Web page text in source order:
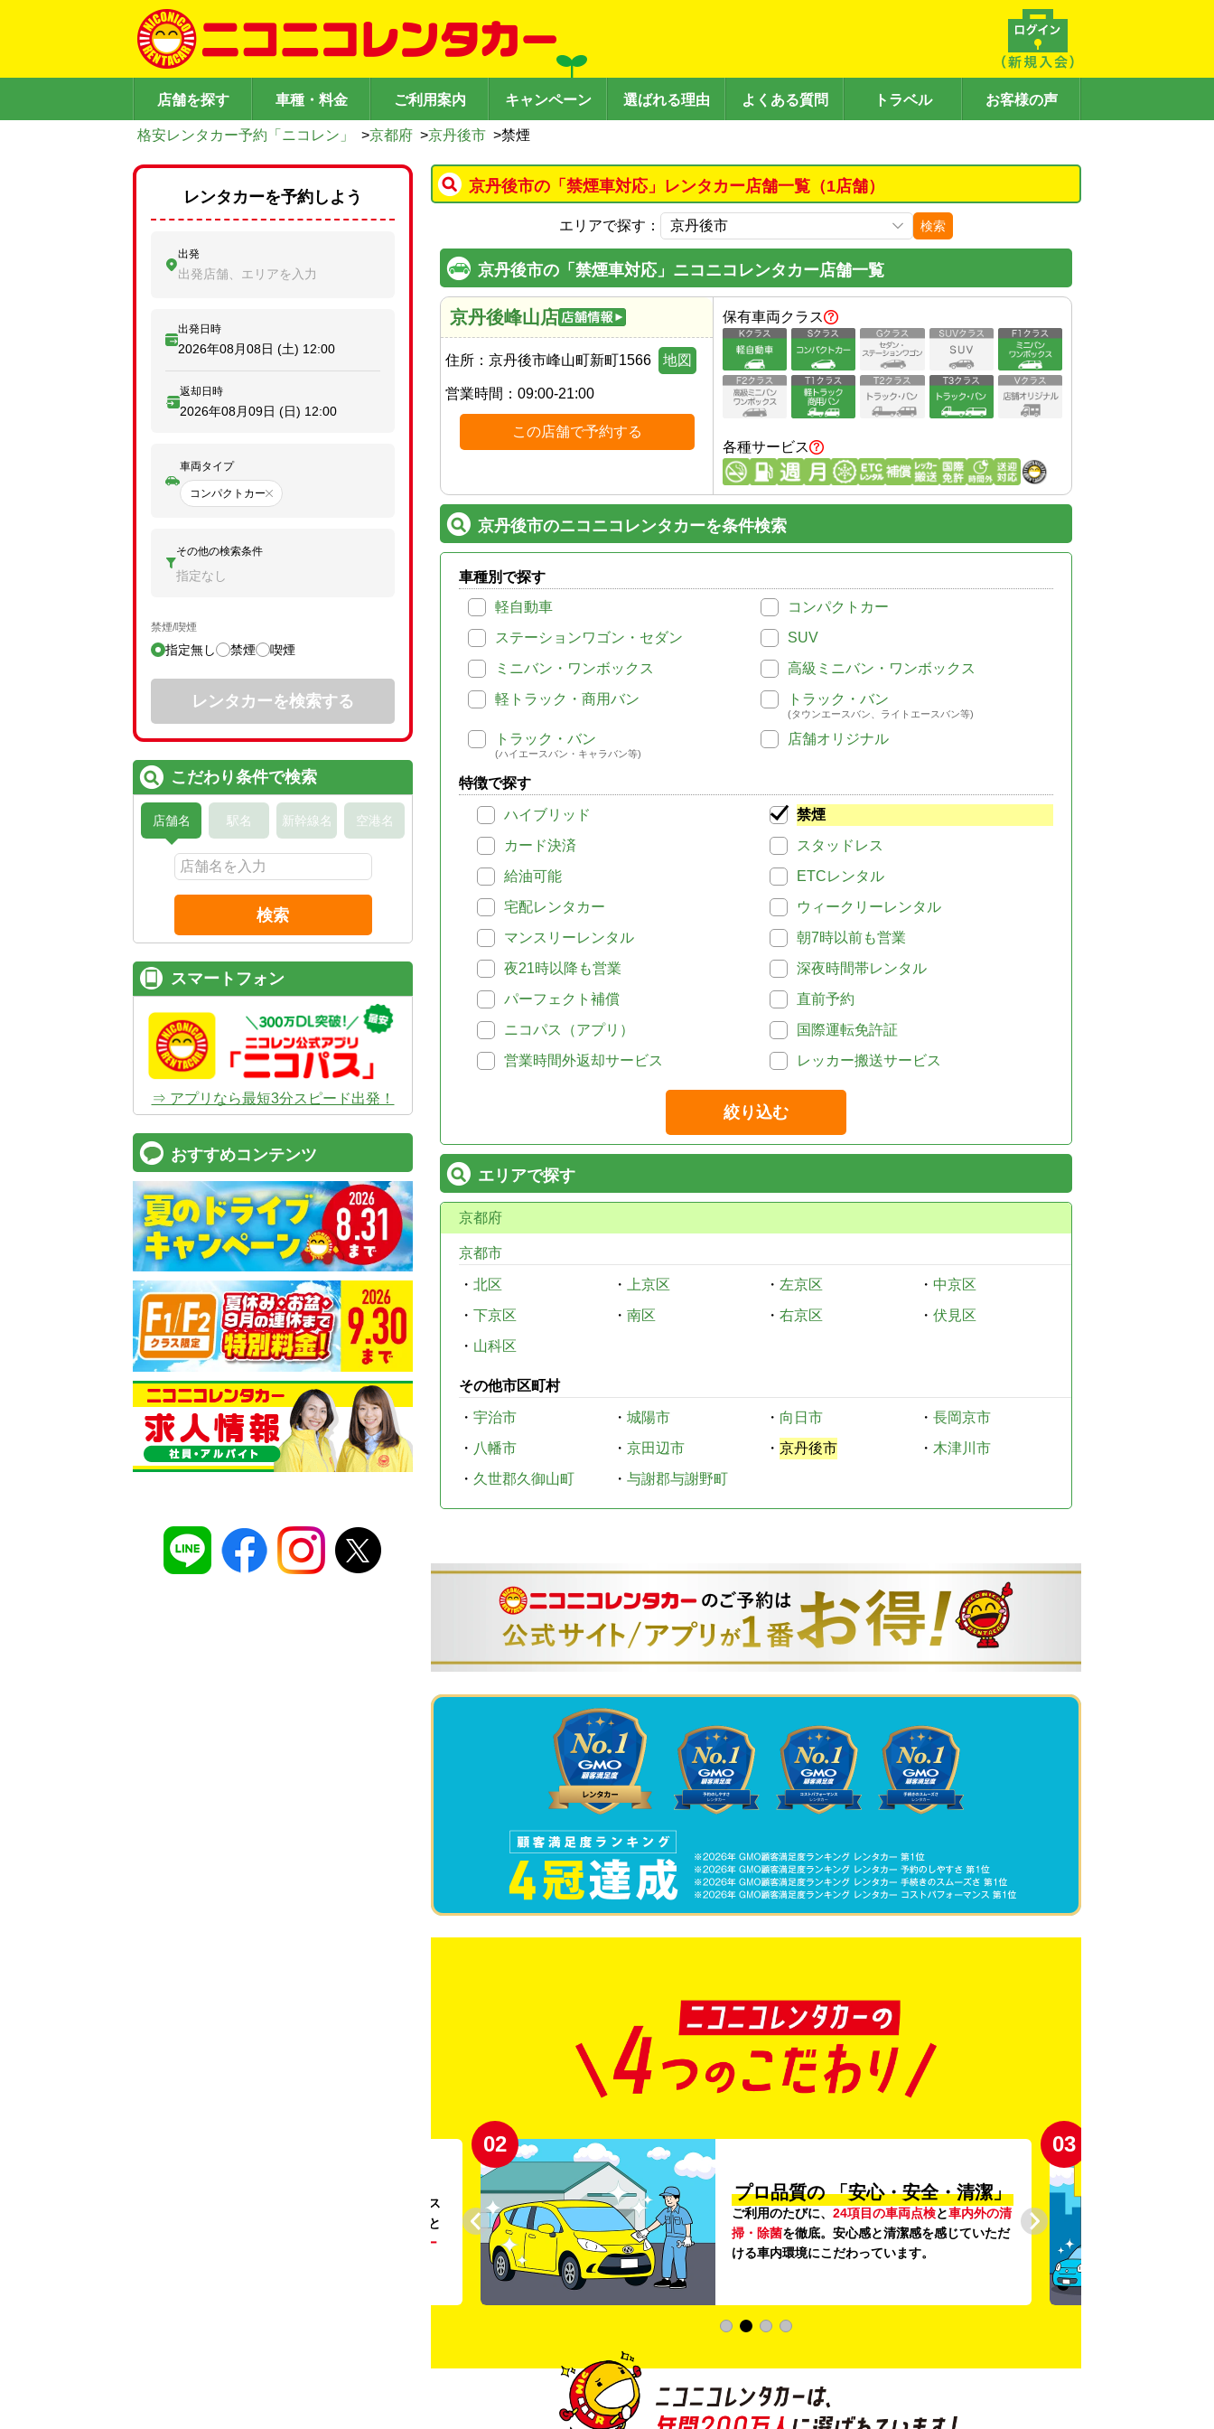
店舗を探す 車種・料金 ご利用案内 キャンペーン 選ばれる理由 よくある質問 トラベル お客様の声
格安レンタカー予約「ニコレン」 >京都府 >京丹後市 >禁煙
京丹後市の「禁煙車対応」レンタカー店舗一覧（1店舗）
エリアで探す： 検索
京丹後市の「禁煙車対応」ニコニコレンタカー店舗一覧
京丹後峰山店
住所： 京丹後市峰山町新町1566 地図
営業時間： 09:00-21:00
この店舗で予約する
保有車両クラス
各種サービス
京丹後市のニコニコレンタカーを条件検索
車種別で探す
軽自動車
コンパクトカー
ステーションワゴン・セダン
SUV
ミニバン・ワンボックス
高級ミニバン・ワンボックス
軽トラック・商用バン
トラック・バン
(タウンエースバン、ライトエースバン等)
トラック・バン
(ハイエースバン・キャラバン等)
店舗オリジナル
特徴で探す
ハイブリッド
禁煙
カード決済
スタッドレス
給油可能
ETCレンタル
宅配レンタカー
ウィークリーレンタル
マンスリーレンタル
朝7時以前も営業
夜21時以降も営業
深夜時間帯レンタル
パーフェクト補償
直前予約
ニコパス（アプリ）
国際運転免許証
営業時間外返却サービス
レッカー搬送サービス
絞り込む
エリアで探す
京都府
京都市
・ 北区 ・ 上京区 ・ 左京区 ・ 中京区
・ 下京区 ・ 南区 ・ 右京区 ・ 伏見区
・ 山科区
その他市区町村
・ 宇治市 ・ 城陽市 ・ 向日市 ・ 長岡京市
・ 八幡市 ・ 京田辺市 ・ 京丹後市 ・ 木津川市
・ 久世郡久御山町 ・ 与謝郡与謝野町
。ガソリンス
タンドや整備工場の既存インフラを活用すること
リー
02
プロ品質の 「安心・安全・清潔」
ご利用のたびに、 24項目の車両点検と車内外の清
掃・除菌を徹底。安心感と清潔感を感じていただ
ける車内環境にこだわっています。
03
レンタカーを予約しよう
出発
出発店舗、エリアを入力
出発日時
2026年08月08日 (土) 12:00
返却日時
2026年08月09日 (日) 12:00
車両タイプ
コンパクトカー
その他の検索条件
指定なし
禁煙/喫煙
指定無し 禁煙 喫煙
レンタカーを検索する
こだわり条件で検索
店舗名 駅名 新幹線名 空港名
検索
スマートフォン
⇒ アプリなら最短3分スピード出発！
おすすめコンテンツ